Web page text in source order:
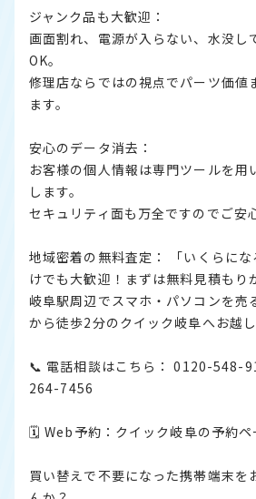
ジャンク品も大歓迎：
画面割れ、電源が入らない、水没し
OK。
修理店ならではの視点でパーツ価値
ます。
安心のデータ消去：
お客様の個人情報は専門ツールを用
します。
セキュリティ面も万全ですのでご安
地域密着の無料査定： 「いくらに
けでも大歓迎！まずは無料見積もり
岐阜駅周辺でスマホ・パソコンを売
から徒歩2分のクイック岐阜へお越
📞 電話相談はこちら： 0120-548-
264-7456
🗓 Web予約： クイック岐阜の予約ペ
買い替えで不要になった携帯端末を